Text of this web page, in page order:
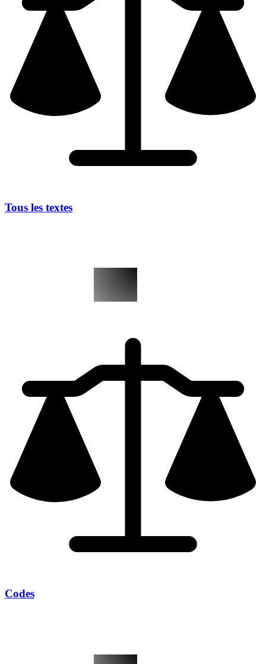
Tous les textes
Codes